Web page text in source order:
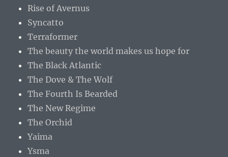
Rise of Avernus
Syncatto
Terraformer
The beauty the world makes us hope for
The Black Atlantic
The Dove & The Wolf
The Fourth Is Bearded
The New Regime
The Orchid
Yaima
Ysma